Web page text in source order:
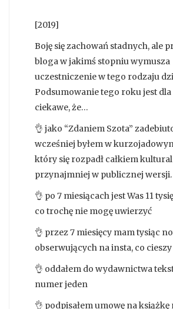
[2019]
Boję się zachowań stadnych, ale
bloga w jakimś stopniu wymusza
uczestniczenie w tego rodzaju
Podsumowanie tego roku jest
ciekawe, że…
👌 jako “Zdaniem Szota”
wcześniej byłem w
który się rozpadł całkiem
przynajmniej w publicznej wersji.
👌 po 7 miesiącach jest Was 11
co trochę nie mogę uwierzyć
👌 przez 7 miesięcy mam tysiąc
obserwujących na insta, co
👌 oddałem do wydawnictwa
numer jeden
👌 podpisałem umowę na